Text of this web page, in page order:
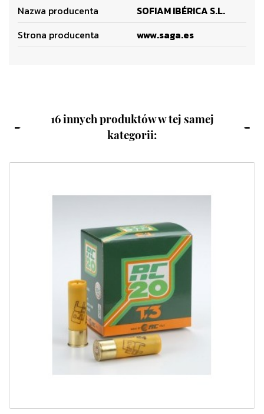
Nazwa producenta
SOFIAM IBÉRICA S.L.
Strona producenta
www.saga.es
16 innych produktów w tej samej
kategorii: